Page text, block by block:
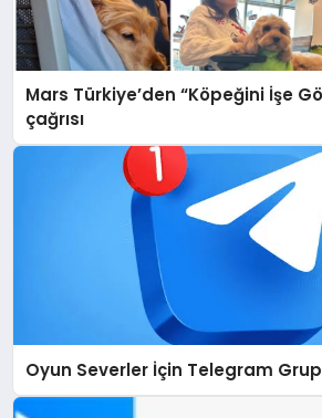
Mars Türkiye’den “Köpeğini İşe
çağrısı
Oyun Severler İçin Telegram